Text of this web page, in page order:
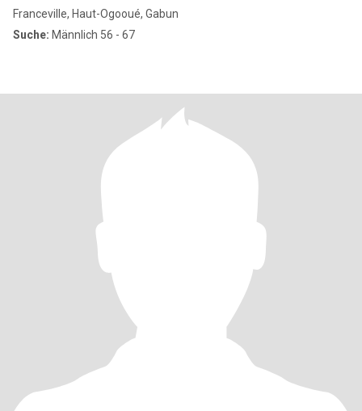
Franceville, Haut-Ogooué, Gabun
Suche: Männlich 56 - 67